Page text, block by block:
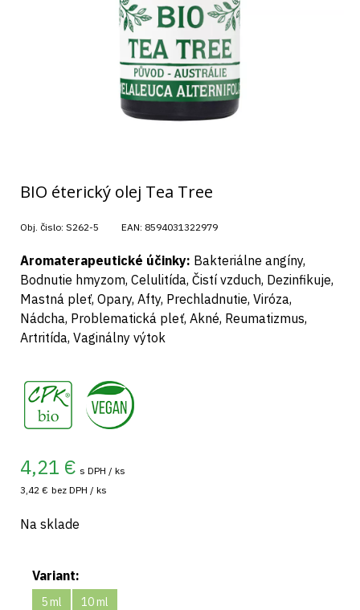
BIO éterický olej Tea Tree
Obj. čislo: S262-5 EAN: 8594031322979
Aromaterapeutické účinky: Bakteriálne angíny,
Bodnutie hmyzom, Celulitída, Čistí vzduch, Dezinfikuje,
Mastná pleť, Opary, Afty, Prechladnutie, Viróza,
Nádcha, Problematická pleť, Akné, Reumatizmus,
Artritída, Vaginálny výtok
4,21 € s DPH / ks
3,42 € bez DPH / ks
Na sklade
Variant:
5 ml 10 ml